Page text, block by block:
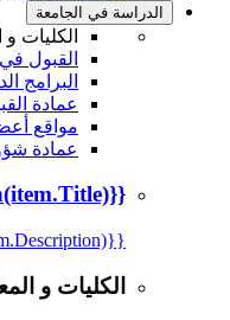
الدراسة في الجامعة
الكليات و
القبول
البرامج
عمادة
مواقع
عمادة
{{mmc.getCurrentTranslation(item.Title)}}
{{mmc.getCurrentTranslation(item.Description)}}
الكليات و